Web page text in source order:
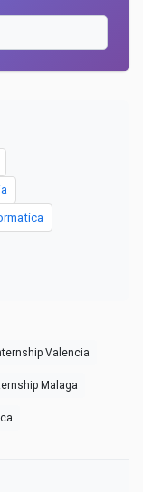
Valencia
Malaga